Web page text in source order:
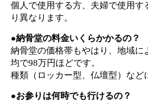
個人で使用する方、夫婦で使用
り異なります。
●納骨堂の料金いくらかかるの？
納骨堂の価格帯もやはり、地域
均で98万円ほどです。
種類（ロッカー型、仏壇型）など
●お参りは何時でも行けるの？